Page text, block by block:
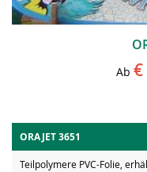
Ab €
ORAJET 3651
Teilpolymere PVC-Folie,